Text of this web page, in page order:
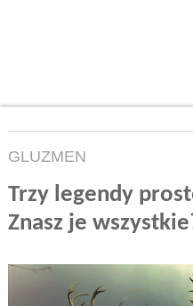
GLUZMEN
Trzy legendy
Znasz je